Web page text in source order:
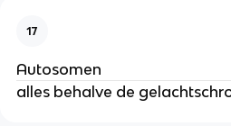
17
Autosomen
alles behalve de